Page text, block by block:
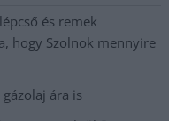
és remek
hogy Szolnok mennyire
ára is